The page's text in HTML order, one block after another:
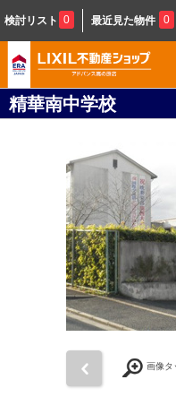
検討リスト 0 最近見た物件 0
精華南中学校
画像タ